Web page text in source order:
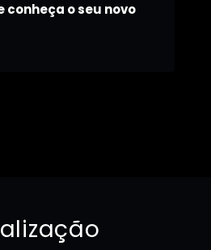
conheça o seu novo